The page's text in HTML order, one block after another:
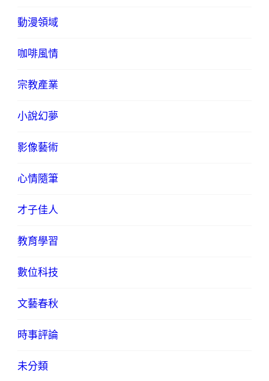
動漫領域
咖啡風情
宗教產業
小說幻夢
影像藝術
心情隨筆
才子佳人
教育學習
數位科技
文藝春秋
時事評論
未分類